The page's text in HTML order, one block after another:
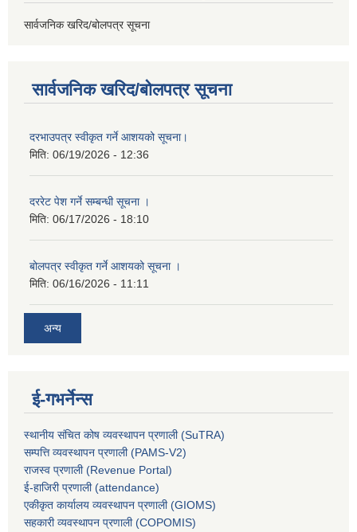
सार्वजनिक खरिद/बोलपत्र सूचना
सार्वजनिक खरिद/बोलपत्र सूचना
दरभाउपत्र स्वीकृत गर्ने आशयको सूचना।
मिति: 06/19/2026 - 12:36
दररेट पेश गर्ने सम्बन्धी सूचना ।
मिति: 06/17/2026 - 18:10
बोलपत्र स्वीकृत गर्ने आशयको सूचना ।
मिति: 06/16/2026 - 11:11
अन्य
ई-गभर्नेन्स
स्थानीय संचित कोष व्यवस्थापन प्रणाली (SuTRA)
सम्पत्ति व्यवस्थापन प्रणाली (PAMS-V2)
राजस्व प्रणाली (Revenue Portal)
ई-हाजिरी प्रणाली (attendance)
एकीकृत कार्यालय व्यवस्थापन प्रणाली (GIOMS)
सहकारी व्यवस्थापन प्रणाली (COPOMIS)